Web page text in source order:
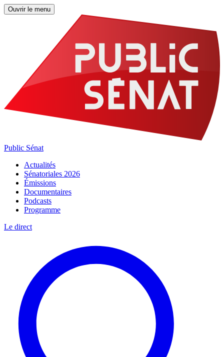
Ouvrir le menu
Public Sénat
Actualités
Sénatoriales 2026
Émissions
Documentaires
Podcasts
Programme
Le direct